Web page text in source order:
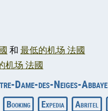
和 最低的机场 法國
机场 法國
des-Neiges-Abbaye
Booking Expedia Abritel